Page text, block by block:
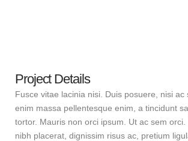
Project Details
Fusce vitae lacinia nisi. Duis posuere, nisi ac
enim massa pellentesque enim, a tincidunt
tortor. Mauris non orci ipsum. Ut ac sem
nibh placerat, dignissim risus ac, pretium